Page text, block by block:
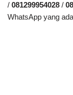
/ 081299954028 /
WhatsApp yang